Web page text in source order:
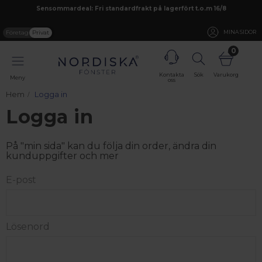
Sensommardeal: Fri standardfrakt på lagerfört t.o.m 16/8
Företag Privat MINA SIDOR
Meny
Kontakta
oss
Sök
0
Varukorg
Hem Logga in
Logga in
På "min sida" kan du följa din order, ändra din
kunduppgifter och mer
E-post
Lösenord